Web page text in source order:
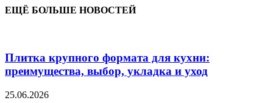
ЕЩЁ БОЛЬШЕ НОВОСТЕЙ
Плитка крупного формата для кухни:
преимущества, выбор, укладка и уход
25.06.2026